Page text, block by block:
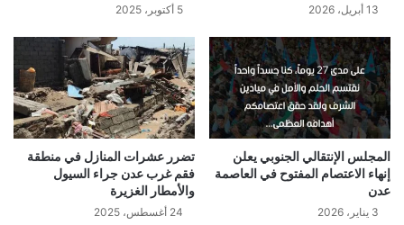
13 أبريل، 2026 5 أكتوبر، 2025
المجلس الإنتقالي الجنوبي يعلن
إنهاء الاعتصام المفتوح في العاصمة
عدن
3 يناير، 2026
تضرر عشرات المنازل في منطقة
فقم غرب عدن جراء السيول
والأمطار الغزيرة
24 أغسطس، 2025